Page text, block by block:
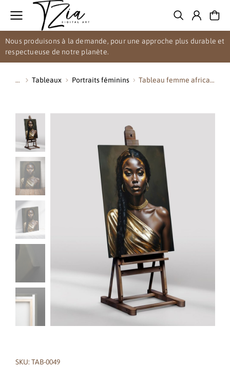
Nous produisons à la demande, pour une approche plus durable et
respectueuse de notre planète.
Vous êtes ici :
Tableaux Portraits féminins Tableau femme africa…
SKU: TAB-0049